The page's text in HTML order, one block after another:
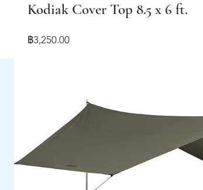
Kodiak Cover Top 8.5 x 6 ft.
฿3,250.00ราคา